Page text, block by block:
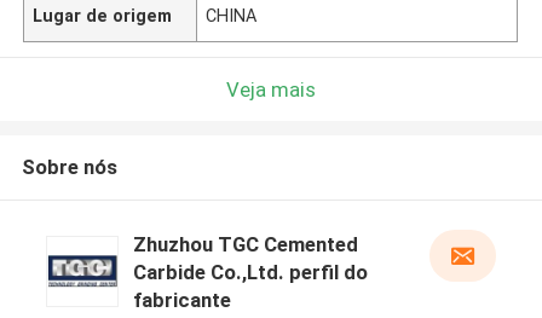
Lugar de origem CHINA
Veja mais
Sobre nós
Zhuzhou TGC Cemented
Carbide Co.,Ltd. perfil do
fabricante